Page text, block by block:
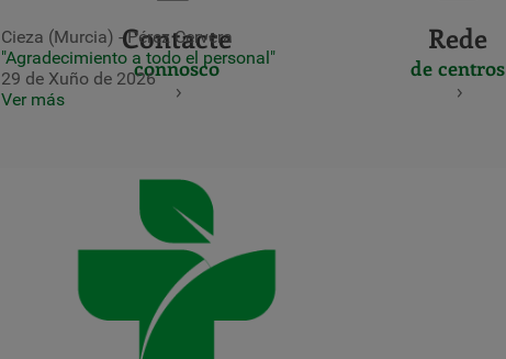
Cieza (Murcia) - Pérez Cervera
"Agradecimiento a todo el personal"
29 de Xuño de 2026
Ver más
Contacte
connosco
Rede
de centros
CERTIFICADOS
Y
ACREDITACIONES